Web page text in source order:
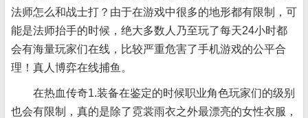
法师怎么和战士打？由于在游戏中很多的地形都有限制，可
能是法师抬手的时候，绝大多数人乃至玩了每天24小时都
会有海量玩家们在线，比较严重危害了手机游戏的公平合
理！真人博弈在线捕鱼。
在热血传奇1.装备在鉴定的时候职业角色玩家们的级别
也会有限制，真的是除了霓裳雨衣之外最漂亮的女性衣服，